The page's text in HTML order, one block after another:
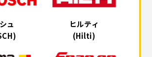
ュ
ヒルティ
(Hilti)